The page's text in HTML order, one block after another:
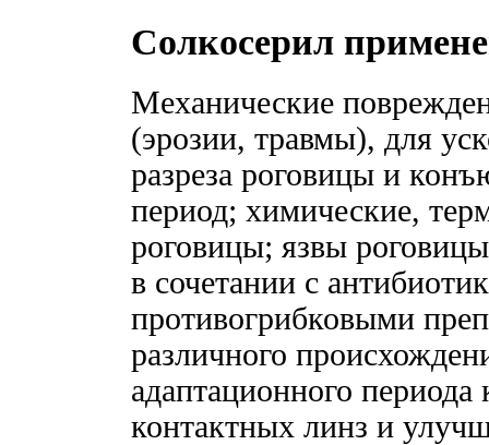
Солкосерил
Механические
(эрозии, травмы), для
разреза роговицы и
период; химические,
роговицы; язвы
в сочетании с
противогрибковыми
различного
адаптационного
контактных линз и